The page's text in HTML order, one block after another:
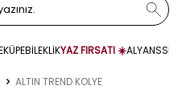
KÜPEBİLEKLİKYAZ FIRSATI ☀️ALYANS
ALTIN TREND KOLYE